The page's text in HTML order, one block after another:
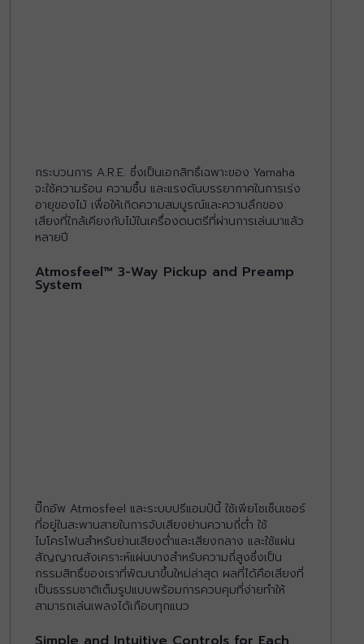
กระบวนการ A.R.E. ซึ่งเป็นเอกสิทธิ์เฉพาะของ Yamaha
จะใช้ความร้อน ความชื้น และแรงดันบรรยากาศในการเร่ง
อายุของไม้ เพื่อให้เกิดความสมบูรณ์และความลึกของ
เสียงที่ใกล้เคียงกับไม้ในเครื่องดนตรีที่ผ่านการเล่นมาแล้ว
หลายปี
Atmosfeel™ 3-Way Pickup and Preamp
System
ปิ๊กอัพ Atmosfeel และระบบปรีแอมป์นี้ ใช้เพียโซเซ็นเซอร์
ที่อยู่ในสะพานสายในการจับเสียงย่านความถี่ต่ำ ใช้
ไมโครโฟนสำหรับย่านเสียงต่ำและเสียงกลาง และใช้แผ่น
สัญญาณสังเคราะห์แผ่นบางสำหรับความถี่สูงซึ่งเป็น
กรรมสิทธิ์ของเราที่พัฒนาขึ้นใหม่ล่าสุด ผลที่ได้คือเสียงที่
เป็นธรรมชาติเต็มรูปแบบพร้อมการควบคุมที่ง่ายทำให้
สามารถเล่นเพลงได้เกือบทุกแนว